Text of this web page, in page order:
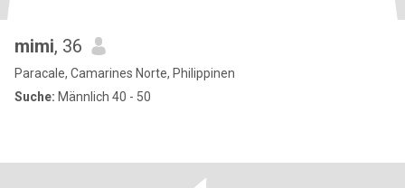
mimi, 36
Paracale, Camarines Norte, Philippinen
Suche: Männlich 40 - 50